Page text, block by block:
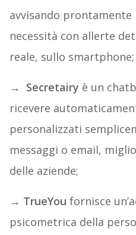
avvisando
necessità con allerte
reale, sullo smartphone;
→ Secretairy è un
ricevere
personalizzati
messaggi o email,
delle aziende;
→ TrueYou fornisce
psicometrica della